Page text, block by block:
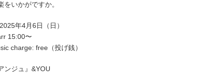
をいかがですか。
年4月6日（日）
15:00〜
charge: free（投げ銭）
ンジュ』&YOU